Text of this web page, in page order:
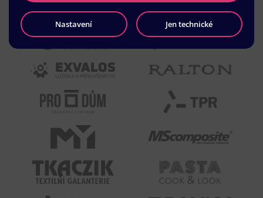
Nastavení Jen technické